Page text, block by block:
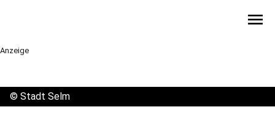
menu
Anzeige
© Stadt Selm